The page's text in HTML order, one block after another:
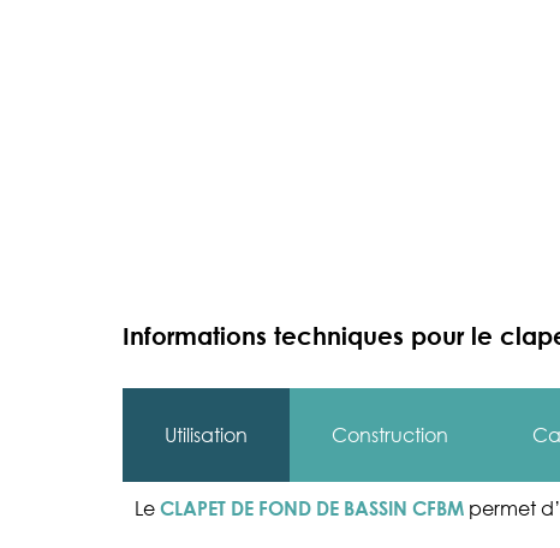
Informations techniques pour le
Utilisation Construction
Le CLAPET DE FOND DE BASSIN CFBM permet